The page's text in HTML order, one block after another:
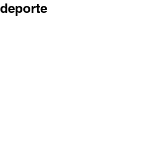
deporte